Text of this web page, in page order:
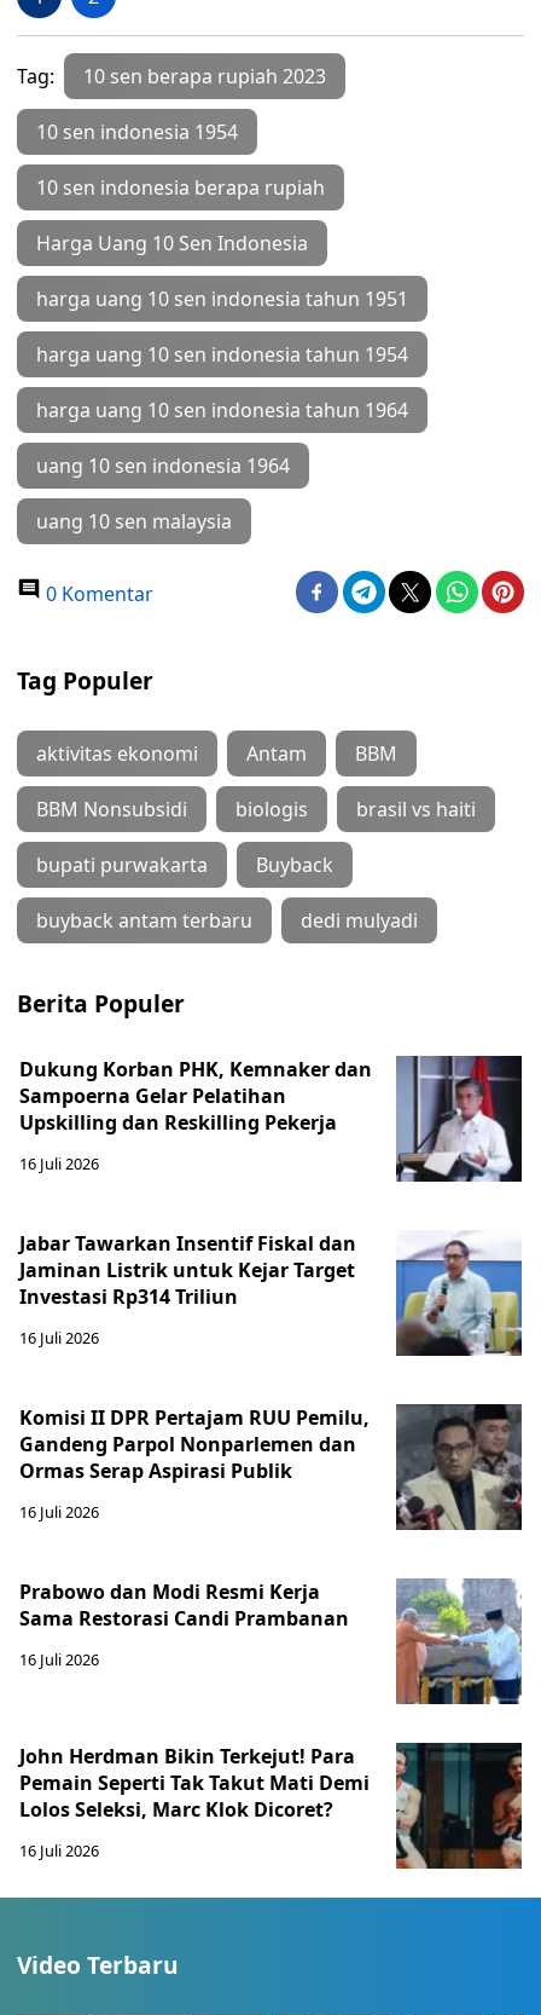
Tag: 10 sen berapa rupiah 2023
10 sen indonesia 1954
10 sen indonesia berapa rupiah
Harga Uang 10 Sen Indonesia
harga uang 10 sen indonesia tahun 1951
harga uang 10 sen indonesia tahun 1954
harga uang 10 sen indonesia tahun 1964
uang 10 sen indonesia 1964
uang 10 sen malaysia
0 Komentar
Tag Populer
aktivitas ekonomi Antam BBM
BBM Nonsubsidi biologis brasil vs haiti
bupati purwakarta Buyback
buyback antam terbaru dedi mulyadi
Berita Populer
Dukung Korban PHK, Kemnaker dan
Sampoerna Gelar Pelatihan
Upskilling dan Reskilling Pekerja
16 Juli 2026
Jabar Tawarkan Insentif Fiskal dan
Jaminan Listrik untuk Kejar Target
Investasi Rp314 Triliun
16 Juli 2026
Komisi II DPR Pertajam RUU Pemilu,
Gandeng Parpol Nonparlemen dan
Ormas Serap Aspirasi Publik
16 Juli 2026
Prabowo dan Modi Resmi Kerja
Sama Restorasi Candi Prambanan
16 Juli 2026
John Herdman Bikin Terkejut! Para
Pemain Seperti Tak Takut Mati Demi
Lolos Seleksi, Marc Klok Dicoret?
16 Juli 2026
Video Terbaru